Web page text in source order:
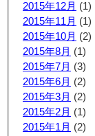
2015年12月 (1)
2015年11月 (1)
2015年10月 (2)
2015年8月 (1)
2015年7月 (3)
2015年6月 (2)
2015年3月 (2)
2015年2月 (1)
2015年1月 (2)